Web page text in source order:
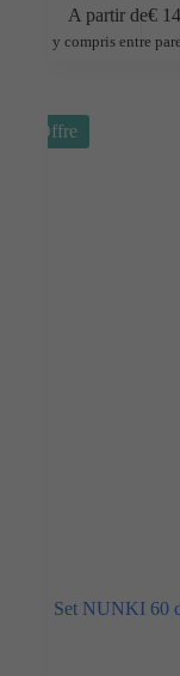
A partir de€
y compris entre
Offre
Set NUNKI 60